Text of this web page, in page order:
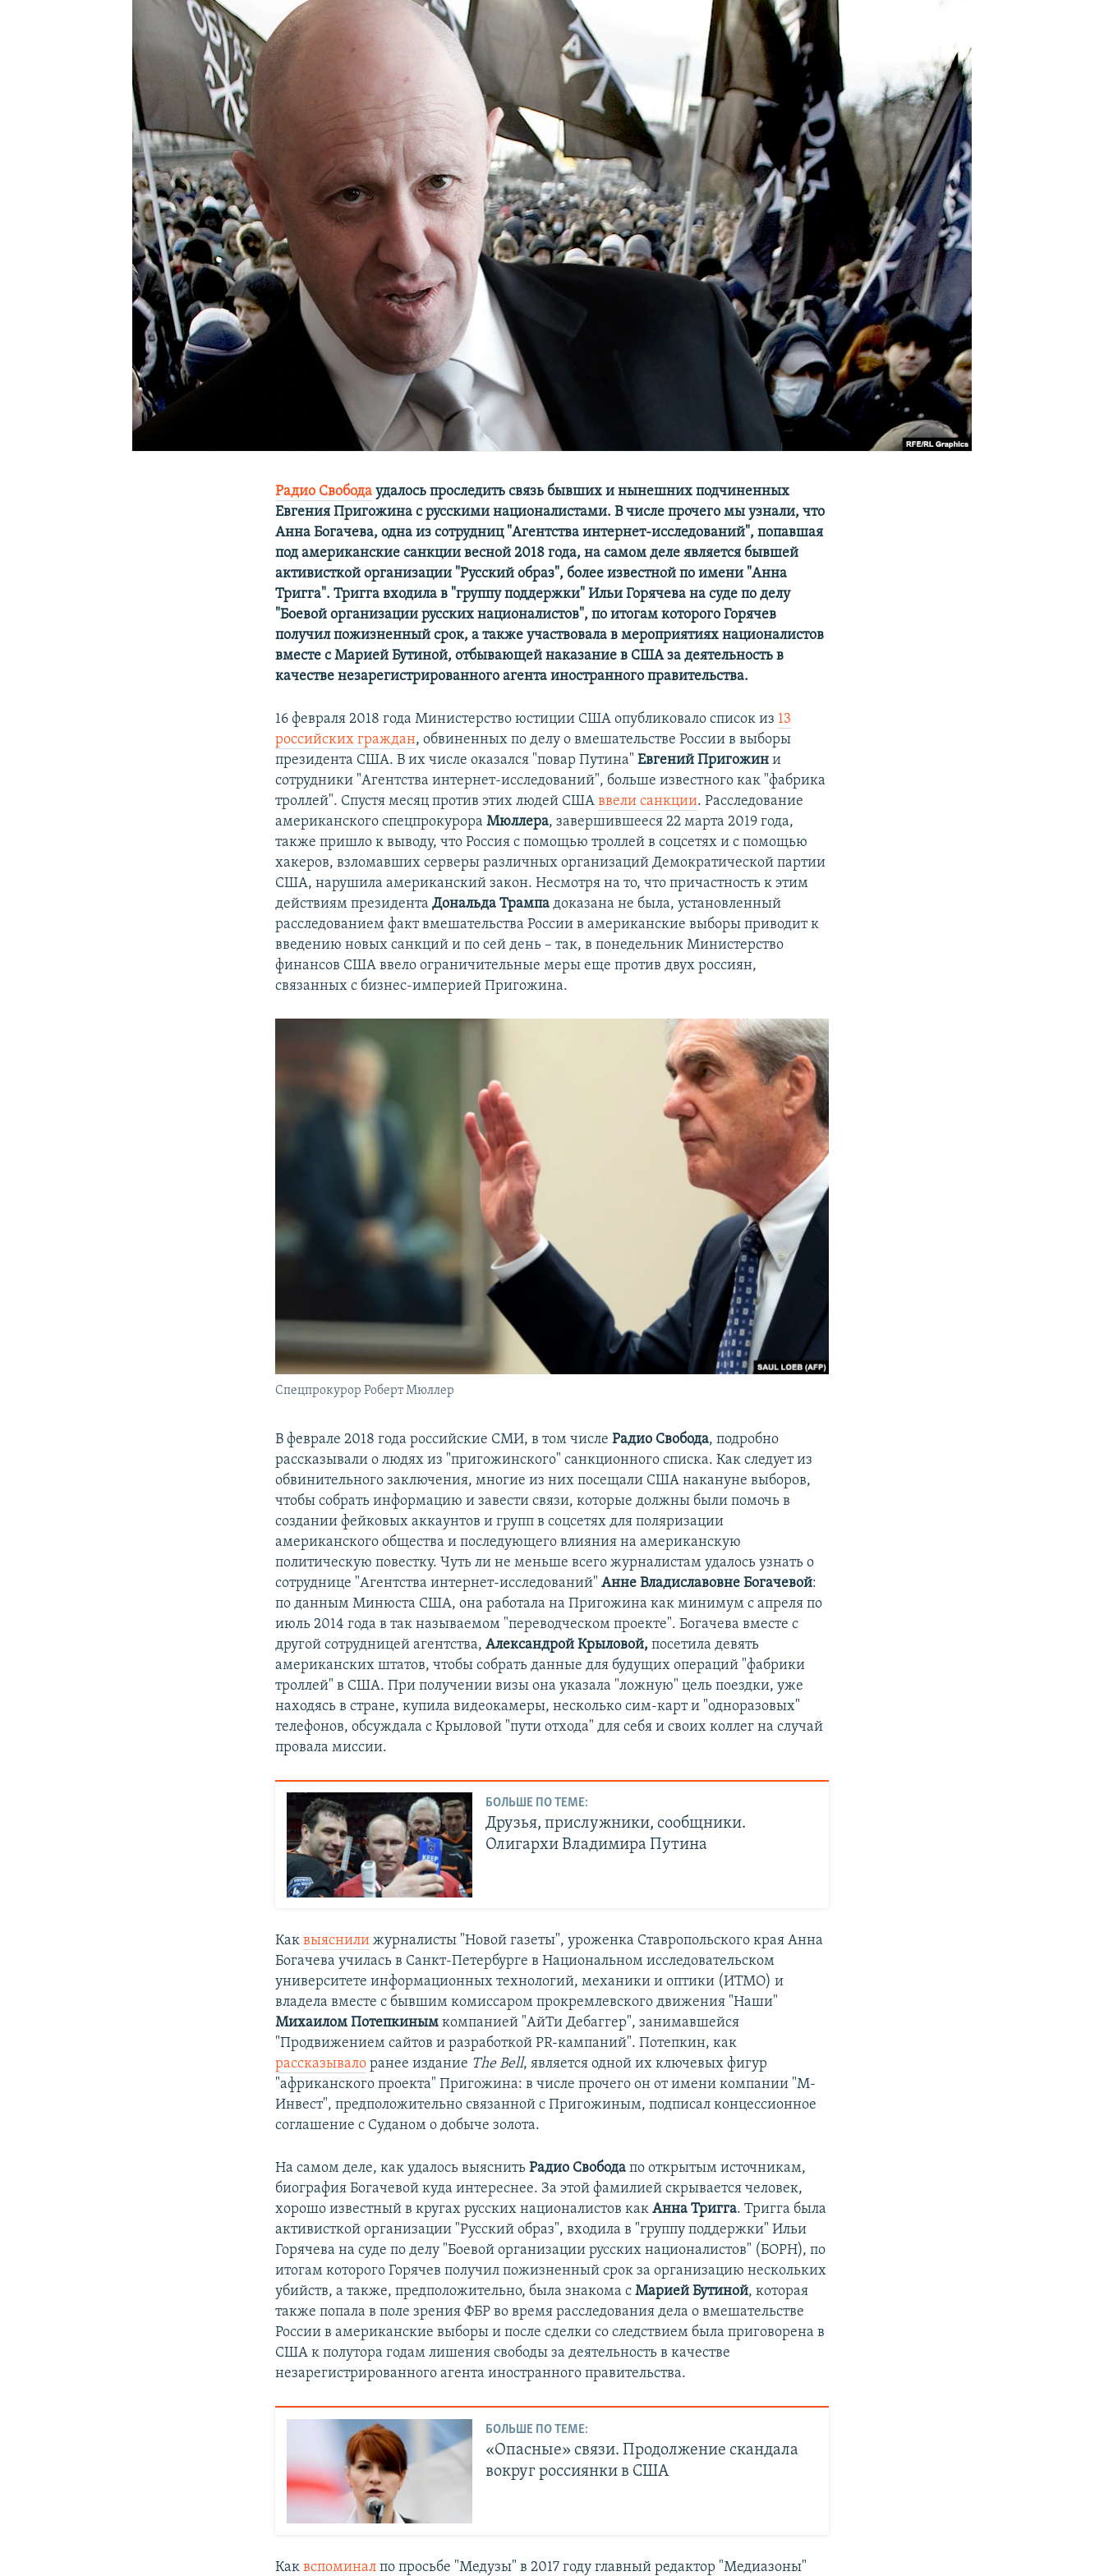
УКРАИНСКАЯ ПРОБЛЕМА КРЫМА
Радио Свобода удалось проследить связь бывших и нынешних подчиненных
Евгения Пригожина с русскими националистами. В числе прочего мы узнали, что
Анна Богачева, одна из сотрудниц "Агентства интернет-исследований", попавшая
под американские санкции весной 2018 года, на самом деле является бывшей
активисткой организации "Русский образ", более известной по имени "Анна
Тригга". Тригга входила в "группу поддержки" Ильи Горячева на суде по делу
"Боевой организации русских националистов", по итогам которого Горячев
получил пожизненный срок, а также участвовала в мероприятиях националистов
вместе с Марией Бутиной, отбывающей наказание в США за деятельность в
качестве незарегистрированного агента иностранного правительства.
16 февраля 2018 года Министерство юстиции США опубликовало список из 13
российских граждан, обвиненных по делу о вмешательстве России в выборы
президента США. В их числе оказался "повар Путина"Евгений Пригожин и
сотрудники "Агентства интернет-исследований", больше известного как "фабрика
троллей". Спустя месяц против этих людей СШАввели санкции. Расследование
американского спецпрокурораМюллера, завершившееся 22 марта 2019 года,
также пришло к выводу, что Россия с помощью троллей в соцсетях и с помощью
хакеров, взломавших серверы различных организаций Демократической партии
США, нарушила американский закон. Несмотря на то, что причастность к этим
действиям президентаДональда Трампа доказана не была, установленный
расследованием факт вмешательства России в американские выборы приводит к
введению новых санкций и по сей день – так, в понедельник Министерство
финансов США ввело ограничительные меры еще против двух россиян,
связанных с бизнес-империей Пригожина.
Спецпрокурор Роберт Мюллер
В феврале 2018 года российские СМИ, в том числеРадио Свобода, подробно
рассказывали о людях из "пригожинского" санкционного списка. Как следует из
обвинительного заключения, многие из них посещали США накануне выборов,
чтобы собрать информацию и завести связи, которые должны были помочь в
создании фейковых аккаунтов и групп в соцсетях для поляризации
американского общества и последующего влияния на американскую
политическую повестку. Чуть ли не меньше всего журналистам удалось узнать о
сотруднице "Агентства интернет-исследований"Анне Владиславовне Богачевой:
по данным Минюста США, она работала на Пригожина как минимум с апреля по
июль 2014 года в так называемом "переводческом проекте". Богачева вместе с
другой сотрудницей агентства,Александрой Крыловой, посетила девять
американских штатов, чтобы собрать данные для будущих операций "фабрики
троллей" в США. При получении визы она указала "ложную" цель поездки, уже
находясь в стране, купила видеокамеры, несколько сим-карт и "одноразовых"
телефонов, обсуждала с Крыловой "пути отхода" для себя и своих коллег на случай
провала миссии.
БОЛЬШЕ ПО ТЕМЕ:
Друзья, прислужники, сообщники.
Олигархи Владимира Путина
Каквыяснили журналисты "Новой газеты", уроженка Ставропольского края Анна
Богачева училась в Санкт-Петербурге в Национальном исследовательском
университете информационных технологий, механики и оптики (ИТМО) и
владела вместе с бывшим комиссаром прокремлевского движения "Наши"
Михаилом Потепкиным компанией "АйТи Дебаггер", занимавшейся
"Продвижением сайтов и разработкой PR-кампаний". Потепкин, как
рассказывало ранее издание The Bell, является одной их ключевых фигур
"африканского проекта" Пригожина: в числе прочего он от имени компании "М-
Инвест", предположительно связанной с Пригожиным, подписал концессионное
соглашение с Суданом о добыче золота.
На самом деле, как удалось выяснитьРадио Свобода по открытым источникам,
биография Богачевой куда интереснее. За этой фамилией скрывается человек,
хорошо известный в кругах русских националистов какАнна Тригга. Тригга была
активисткой организации "Русский образ", входила в "группу поддержки" Ильи
Горячева на суде по делу "Боевой организации русских националистов" (БОРН), по
итогам которого Горячев получил пожизненный срок за организацию нескольких
убийств, а также, предположительно, была знакома сМарией Бутиной, которая
также попала в поле зрения ФБР во время расследования дела о вмешательстве
России в американские выборы и после сделки со следствием была приговорена в
США к полутора годам лишения свободы за деятельность в качестве
незарегистрированного агента иностранного правительства.
БОЛЬШЕ ПО ТЕМЕ:
«Опасные» связи. Продолжение скандала
вокруг россиянки в США
Каквспоминал по просьбе "Медузы" в 2017 году главный редактор "Медиазоны"